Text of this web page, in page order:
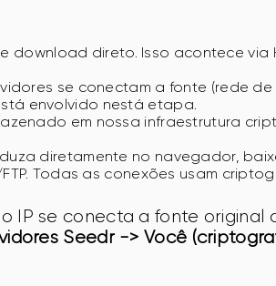
download direto. Isso acontece via
se conectam a fonte (rede
envolvido nestá etapa.
em nossa infraestrutura
diretamente no navegador,
Todas as conexões usam
IP se conecta a fonte original
Seedr -> Você